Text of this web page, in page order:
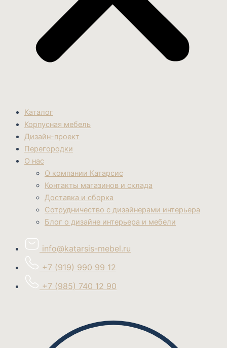
Каталог
Корпусная мебель
Дизайн-проект
Перегородки
О нас
О компании Катарсис
Контакты магазинов и склада
Доставка и сборка
Сотрудничество с дизайнерами интерьера
Блог о дизайне интерьера и мебели
info@katarsis-mebel.ru
+7 (919) 990 99 12
+7 (985) 740 12 90